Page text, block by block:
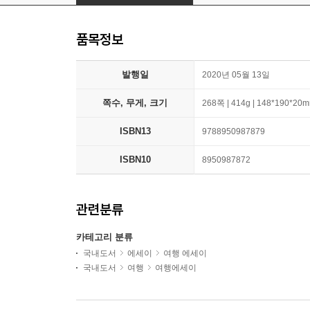
품목정보
발행일 2020년 05월 13일
쪽수, 무게, 크기 268쪽 | 414g |
ISBN13 9788950987879
ISBN10 8950987872
관련분류
카테고리 분류
국내도서 에세이
여행 에세이
국내도서
여행 여행에세이